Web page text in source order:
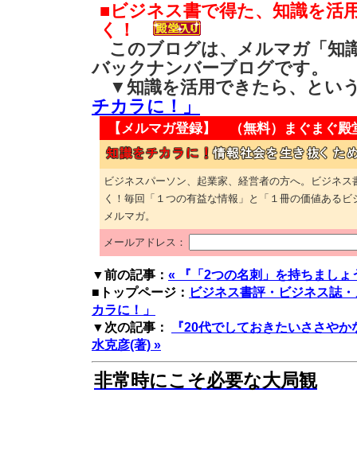
■ビジネス書で得た、知識を活
く！
このブログは、メルマガ「知
バックナンバーブログです。
▼知識を活用できたら、と
チカラに！」
【メルマガ登録】 （無料） まぐまぐ殿
ビジネスパーソン、起業家、経営者の方へ。ビジネ
く！毎回「１つの有益な情報」と「１冊の価値ある
メルマガ。
メールアドレス：
▼前の記事： « 『「2つの名刺」を持ちましょ
■トップページ： ビジネス書評・ビジネス誌
カラに！」
▼次の記事：
『20代でしておきたいささや
水克彦(著) »
非常時にこそ必要な大局観